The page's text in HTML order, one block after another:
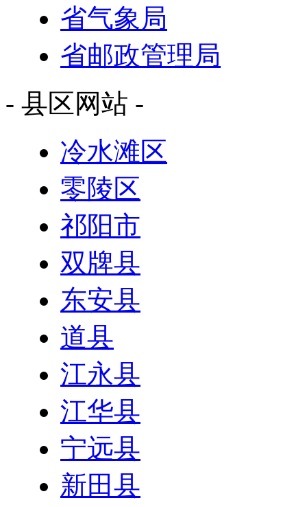
省气象局
省邮政管理局
- 县区网站 -
冷水滩区
零陵区
祁阳市
双牌县
东安县
道县
江永县
江华县
宁远县
新田县